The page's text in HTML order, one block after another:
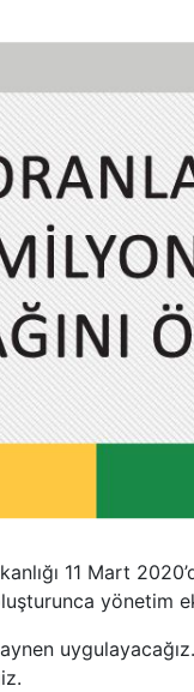
11 Mart
yönetim